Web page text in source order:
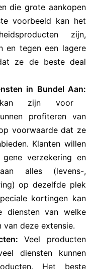
die grote aankopen
voorbeeld kan het
zijn,
en tegen een lagere
ze de beste deal
in Bundel Aan:
zijn voor
profiteren van
voorwaarde dat ze
Klanten willen
verzekering en
alles (levens-,
op dezelfde plek
kortingen kan
diensten van welke
deze extensie.
Veel producten
diensten kunnen
Het beste